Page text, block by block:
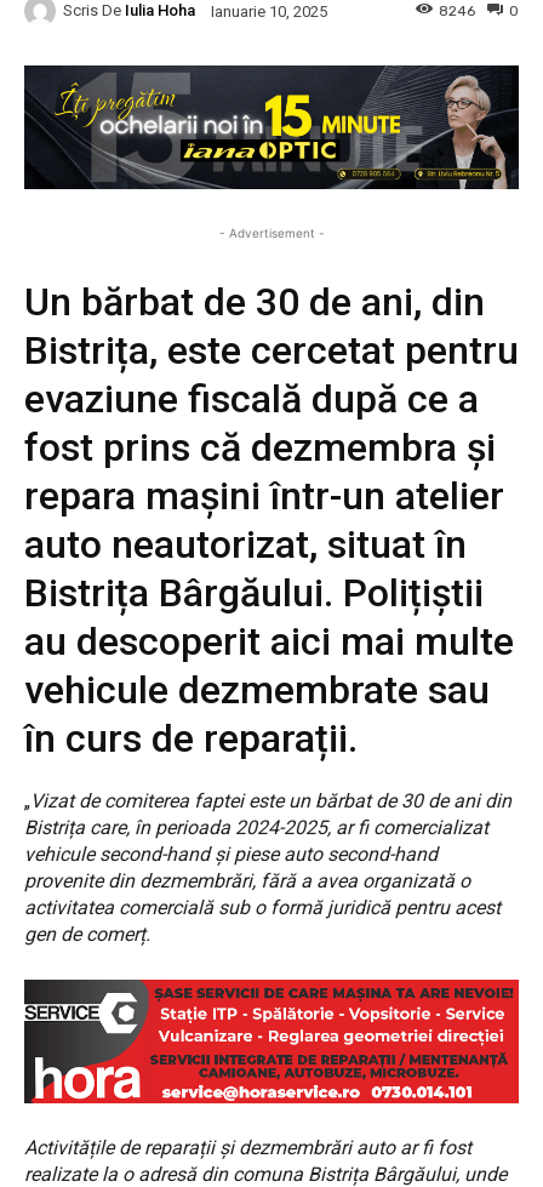
Scris De Iulia Hoha Ianuarie 10, 2025 0
8246
- Advertisement -
Un bărbat de 30 de ani, din
Bistrița, este cercetat pentru
evaziune fiscală după ce a
fost prins că dezmembra și
repara mașini într-un atelier
auto neautorizat, situat în
Bistrița Bârgăului. Polițiștii
au descoperit aici mai multe
vehicule dezmembrate sau
în curs de reparații.
„Vizat de comiterea faptei este un bărbat de 30 de ani din
Bistrița care, în perioada 2024-2025, ar fi comercializat
vehicule second-hand și piese auto second-hand
provenite din dezmembrări, fără a avea organizată o
activitatea comercială sub o formă juridică pentru acest
gen de comerț.
Activitățile de reparații și dezmembrări auto ar fi fost
realizate la o adresă din comuna Bistrița Bârgăului, unde